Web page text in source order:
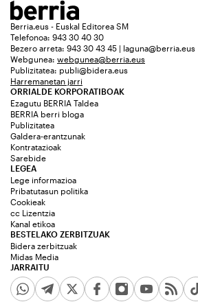
Berria.eus - Euskal Editorea SM
Telefonoa: 943 30 40 30
Bezero arreta: 943 30 43 45 | laguna@berria.eus
Webgunea: webgunea@berria.eus
Publizitatea: publi@bidera.eus
Harremanetan jarri
ORRIALDE KORPORATIBOAK
Ezagutu BERRIA Taldea
BERRIA berri bloga
Publizitatea
Galdera-erantzunak
Kontratazioak
Sarebide
JARRAITU
LEGEA
Lege informazioa
Pribatutasun politika
Cookieak
cc Lizentzia
Kanal etikoa
BESTELAKO ZERBITZUAK
Bidera zerbitzuak
Midas Media